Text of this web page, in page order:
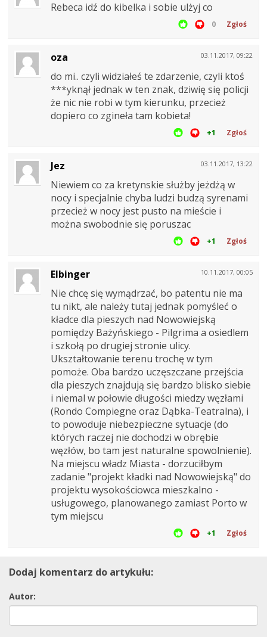
Rebeca idź do kibelka i sobie ulżyj co
0 Zgłoś
03.11.2017, 09:22
oza
do mi.. czyli widziałeś te zdarzenie, czyli ktoś
***yknął jednak w ten znak, dziwię się policji
że nic nie robi w tym kierunku, przecież
dopiero co zgineła tam kobieta!
+1 Zgłoś
03.11.2017, 13:22
Jez
Niewiem co za kretynskie służby jeżdżą w
nocy i specjalnie chyba ludzi budzą syrenami
przecież w nocy jest pusto na mieście i
można swobodnie się poruszac
+1 Zgłoś
10.11.2017, 00:05
Elbinger
Nie chcę się wymądrzać, bo patentu nie ma
tu nikt, ale należy tutaj jednak pomyśleć o
kładce dla pieszych nad Nowowiejską
pomiędzy Bażyńskiego - Pilgrima a osiedlem
i szkołą po drugiej stronie ulicy.
Ukształtowanie terenu trochę w tym
pomoże. Oba bardzo uczęszczane przejścia
dla pieszych znajdują się bardzo blisko siebie
i niemal w połowie długości miedzy węzłami
(Rondo Compiegne oraz Dąbka-Teatralna), i
to powoduje niebezpieczne sytuacje (do
których raczej nie dochodzi w obrębie
węzłów, bo tam jest naturalne spowolnienie).
Na miejscu władz Miasta - dorzuciłbym
zadanie "projekt kładki nad Nowowiejską" do
projektu wysokościowca mieszkalno -
usługowego, planowanego zamiast Porto w
tym miejscu
+1 Zgłoś
Dodaj komentarz do artykułu:
Autor: